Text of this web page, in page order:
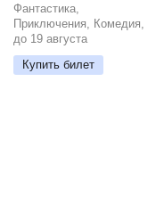
Фантастика,
Приключения, Комедия,
до 19 августа
Купить билет